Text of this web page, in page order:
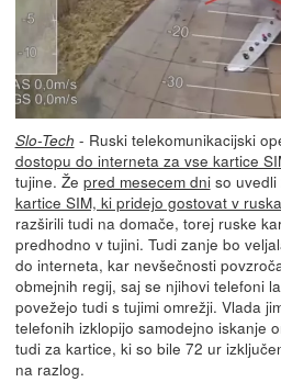
Slo-Tech - Ruski telekomunikacijski
dostopu do interneta za vse kartice
tujine. Že pred mesecem dniso uvedli
kartice SIM, ki pridejo gostovat v
razširili tudi na domače, torej ruske
predhodno v tujini. Tudi zanje bo
do interneta, kar nevšečnosti
obmejnih regij, saj se njihovi telefoni
povežejo tudi s tujimi omrežji. Vlada
telefonih izklopijo samodejno iskanje
tudi za kartice, ki so bile 72 ur
na razlog.